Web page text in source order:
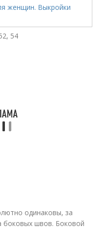
54
одинаковы, за
боковых швов. Боковой